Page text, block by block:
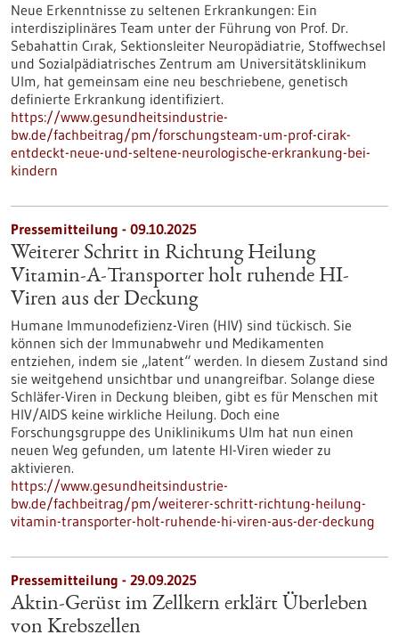
Neue Erkenntnisse zu seltenen Erkrankungen: Ein
interdisziplinäres Team unter der Führung von Prof. Dr.
Sebahattin Cırak, Sektionsleiter Neuropädiatrie, Stoffwechsel
und Sozialpädiatrisches Zentrum am Universitätsklinikum
Ulm, hat gemeinsam eine neu beschriebene, genetisch
definierte Erkrankung identifiziert.
https://www.gesundheitsindustrie-
bw.de/fachbeitrag/pm/forschungsteam-um-prof-cirak-
entdeckt-neue-und-seltene-neurologische-erkrankung-bei-
kindern
Pressemitteilung - 09.10.2025
Weiterer Schritt in Richtung Heilung
Vitamin-A-Transporter holt ruhende HI-
Viren aus der Deckung
Humane Immunodefizienz-Viren (HIV) sind tückisch. Sie
können sich der Immunabwehr und Medikamenten
entziehen, indem sie „latent“ werden. In diesem Zustand sind
sie weitgehend unsichtbar und unangreifbar. Solange diese
Schläfer-Viren in Deckung bleiben, gibt es für Menschen mit
HIV/AIDS keine wirkliche Heilung. Doch eine
Forschungsgruppe des Uniklinikums Ulm hat nun einen
neuen Weg gefunden, um latente HI-Viren wieder zu
aktivieren.
https://www.gesundheitsindustrie-
bw.de/fachbeitrag/pm/weiterer-schritt-richtung-heilung-
vitamin-transporter-holt-ruhende-hi-viren-aus-der-deckung
Pressemitteilung - 29.09.2025
Aktin-Gerüst im Zellkern erklärt Überleben
von Krebszellen